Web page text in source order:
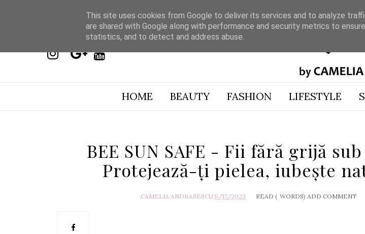
HOME BEAUTY FASHION LIFESTYLE
BEE SUN SAFE - Fii fără grijă
Protejează-ți pielea, iubește
CAMELIA ANDRASESCU 5/17/2023 READ ( WORDS) ADD COMMENT
This site uses cookies from Google to deliver its services and to analyze
are shared with Google along with performance and security metrics to
statistics, and to detect and address abuse.